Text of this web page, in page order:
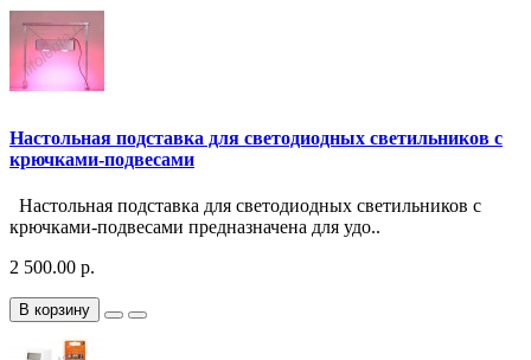
Настольная подставка для светодиодных светильников с
крючками-подвесами
Настольная подставка для светодиодных светильников с
крючками-подвесами предназначена для удо..
2 500.00 р.
В корзину